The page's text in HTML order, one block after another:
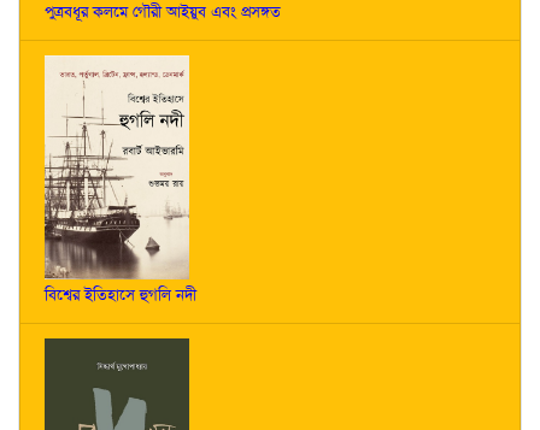
পুত্রবধূর কলমে গৌরী আইয়ুব এবং প্রসঙ্গত
বিশ্বের ইতিহাসে হুগলি নদী